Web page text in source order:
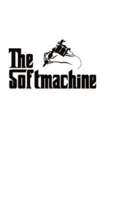
glamb – 映画「スター・
ウォーズ／マンダロリア